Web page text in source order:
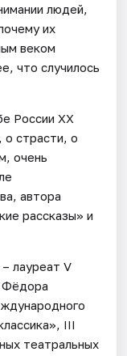
людей,
их
веком
что случилось
России ХХ
о страсти, о
очень
автора
рассказы» и
лауреат V
Фёдора
III
театральных